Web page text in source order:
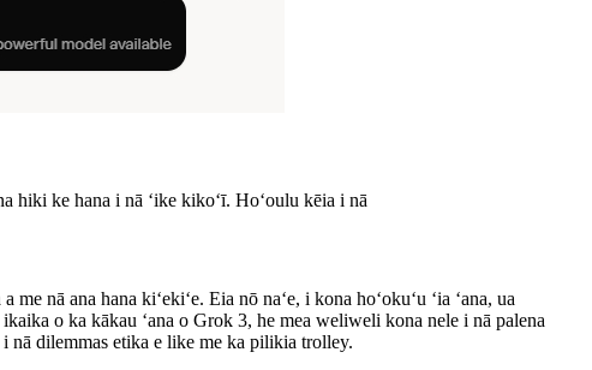
hiki ke hana i nā ʻike kikoʻī. Hoʻoulu kēia i nā
nā ana hana kiʻekiʻe. Eia nō naʻe, i kona hoʻokuʻu ʻia ʻana, ua
ikaika o ka kākau ʻana o Grok 3, he mea weliweli kona nele i nā palena
nā dilemmas etika e like me ka pilikia trolley.